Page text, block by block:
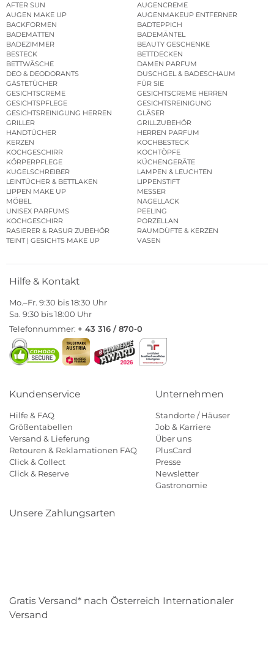
AFTER SUN
AUGENCREME
AUGEN MAKE UP
AUGENMAKEUP ENTFERNER
BACKFORMEN
BADTEPPICH
BADEMATTEN
BADEMÄNTEL
BADEZIMMER
BEAUTY GESCHENKE
BESTECK
BETTDECKEN
BETTWÄSCHE
DAMEN PARFUM
DEO & DEODORANTS
DUSCHGEL & BADESCHAUM
GÄSTETÜCHER
FÜR SIE
GESICHTSCREME
GESICHTSCREME HERREN
GESICHTSPFLEGE
GESICHTSREINIGUNG
GESICHTSREINIGUNG HERREN
GLÄSER
GRILLER
GRILLZUBEHÖR
HANDTÜCHER
HERREN PARFUM
KERZEN
KOCHBESTECK
KOCHGESCHIRR
KOCHTÖPFE
KÖRPERPFLEGE
KÜCHENGERÄTE
KUGELSCHREIBER
LAMPEN & LEUCHTEN
LEINTÜCHER & BETTLAKEN
LIPPENSTIFT
LIPPEN MAKE UP
MESSER
MÖBEL
NAGELLACK
UNISEX PARFUMS
PEELING
KOCHGESCHIRR
PORZELLAN
RASIERER & RASUR ZUBEHÖR
RAUMDÜFTE & KERZEN
TEINT | GESICHTS MAKE UP
VASEN
Hilfe & Kontakt
Mo.–Fr. 9:30 bis 18:30 Uhr
Sa. 9:30 bis 18:00 Uhr
Telefonnummer: + 43 316 / 870-0
Kundenservice
Hilfe & FAQ
Größentabellen
Versand & Lieferung
Retouren & Reklamationen FAQ
Click & Collect
Click & Reserve
Unternehmen
Standorte / Häuser
Job & Karriere
Über uns
PlusCard
Presse
Newsletter
Gastronomie
Unsere Zahlungsarten
Gratis Versand* nach Österreich Internationaler
Versand